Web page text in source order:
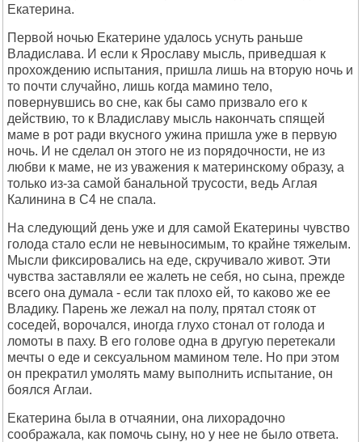
Екатерина.
Первой ночью Екатерине удалось уснуть раньше
Владислава. И если к Ярославу мысль, приведшая к
прохождению испытания, пришла лишь на вторую ночь и
то почти случайно, лишь когда мамино тело,
повернувшись во сне, как бы само призвало его к
действию, то к Владиславу мысль накончать спящей
маме в рот ради вкусного ужина пришла уже в первую
ночь. И не сделал он этого не из порядочности, не из
любви к маме, не из уважения к материнскому образу, а
только из-за самой банальной трусости, ведь Аглая
Калинина в C4 не спала.
На следующий день уже и для самой Екатерины чувство
голода стало если не невыносимым, то крайне тяжелым.
Мысли фиксировались на еде, скручивало живот. Эти
чувства заставляли ее жалеть не себя, но сына, прежде
всего она думала - если так плохо ей, то каково же ее
Владику. Парень же лежал на полу, прятал стояк от
соседей, ворочался, иногда глухо стонал от голода и
ломоты в паху. В его голове одна в другую перетекали
мечты о еде и сексуальном мамином теле. Но при этом
он прекратил умолять маму выполнить испытание, он
боялся Аглаи.
Екатерина была в отчаянии, она лихорадочно
соображала, как помочь сыну, но у нее не было ответа.